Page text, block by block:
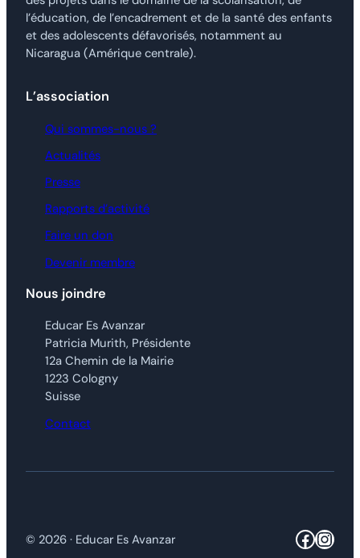
l’éducation, de l’encadrement et de la santé des enfants
et des adolescents défavorisés, notamment au
Nicaragua (Amérique centrale).
L’association
Qui sommes-nous ?
Actualités
Presse
Rapports d’activité
Faire un don
Devenir membre
Nous joindre
Educar Es Avanzar
Patricia Murith, Présidente
12a Chemin de la Mairie
1223 Cologny
Suisse
Contact
© 2026 · Educar Es Avanzar